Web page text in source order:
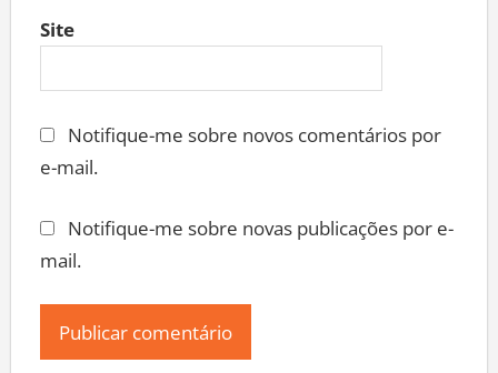
Site
Notifique-me sobre novos comentários por
e-mail.
Notifique-me sobre novas publicações por e-
mail.